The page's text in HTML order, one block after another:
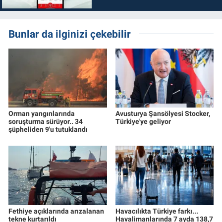
Bunlar da ilginizi çekebilir
Orman yangınlarında
soruşturma sürüyor.. 34
şüpheliden 9'u tutuklandı
Avusturya Şansölyesi Stocker,
Türkiye'ye geliyor
Fethiye açıklarında arızalanan
tekne kurtarıldı
Havacılıkta Türkiye farkı...
Havalimanlarında 7 ayda 138,7